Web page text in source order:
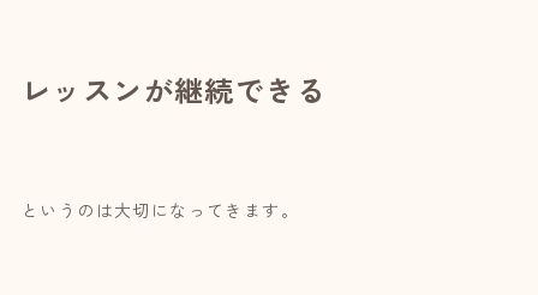
レッスンが継続できる
というのは大切になってきます。